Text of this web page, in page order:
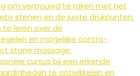
om vertrouwd te raken met het
stenen en de juiste drukpunten.
leren over de
en mogelijke contra-
stone massage.
cursus bij een erkende
te ontwikkelen en